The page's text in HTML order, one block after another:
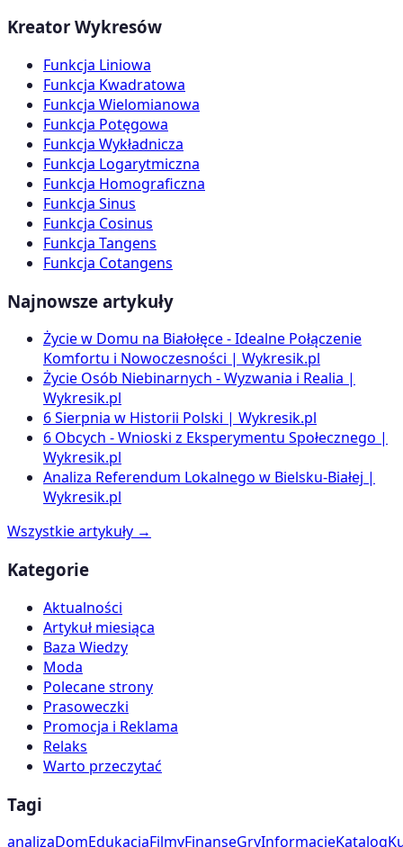
Kreator Wykresów
Funkcja Liniowa
Funkcja Kwadratowa
Funkcja Wielomianowa
Funkcja Potęgowa
Funkcja Wykładnicza
Funkcja Logarytmiczna
Funkcja Homograficzna
Funkcja Sinus
Funkcja Cosinus
Funkcja Tangens
Funkcja Cotangens
Najnowsze artykuły
Życie w Domu na Białołęce - Idealne Połączenie
Komfortu i Nowoczesności | Wykresik.pl
Życie Osób Niebinarnych - Wyzwania i Realia |
Wykresik.pl
6 Sierpnia w Historii Polski | Wykresik.pl
6 Obcych - Wnioski z Eksperymentu Społecznego |
Wykresik.pl
Analiza Referendum Lokalnego w Bielsku-Białej |
Wykresik.pl
Wszystkie artykuły →
Kategorie
Aktualności
Artykuł miesiąca
Baza Wiedzy
Moda
Polecane strony
Prasoweczki
Promocja i Reklama
Relaks
Warto przeczytać
Tagi
analizaDomEdukacjaFilmyFinanseGryInformacjeKatalog